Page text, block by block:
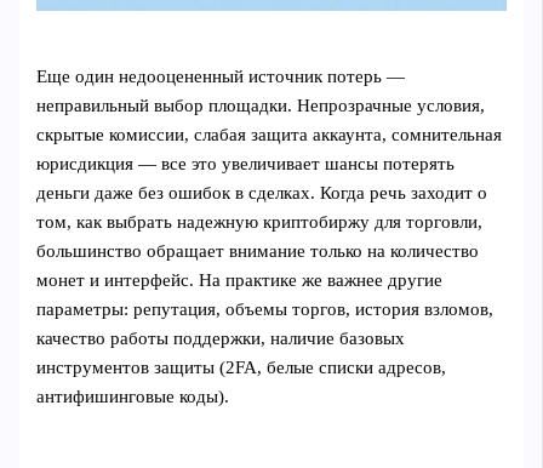
Еще один недооцененный источник потерь —
неправильный выбор площадки. Непрозрачные условия,
скрытые комиссии, слабая защита аккаунта, сомнительная
юрисдикция — все это увеличивает шансы потерять
деньги даже без ошибок в сделках. Когда речь заходит о
том, как выбрать надежную криптобиржу для торговли,
большинство обращает внимание только на количество
монет и интерфейс. На практике же важнее другие
параметры: репутация, объемы торгов, история взломов,
качество работы поддержки, наличие базовых
инструментов защиты (2FA, белые списки адресов,
антифишинговые коды).